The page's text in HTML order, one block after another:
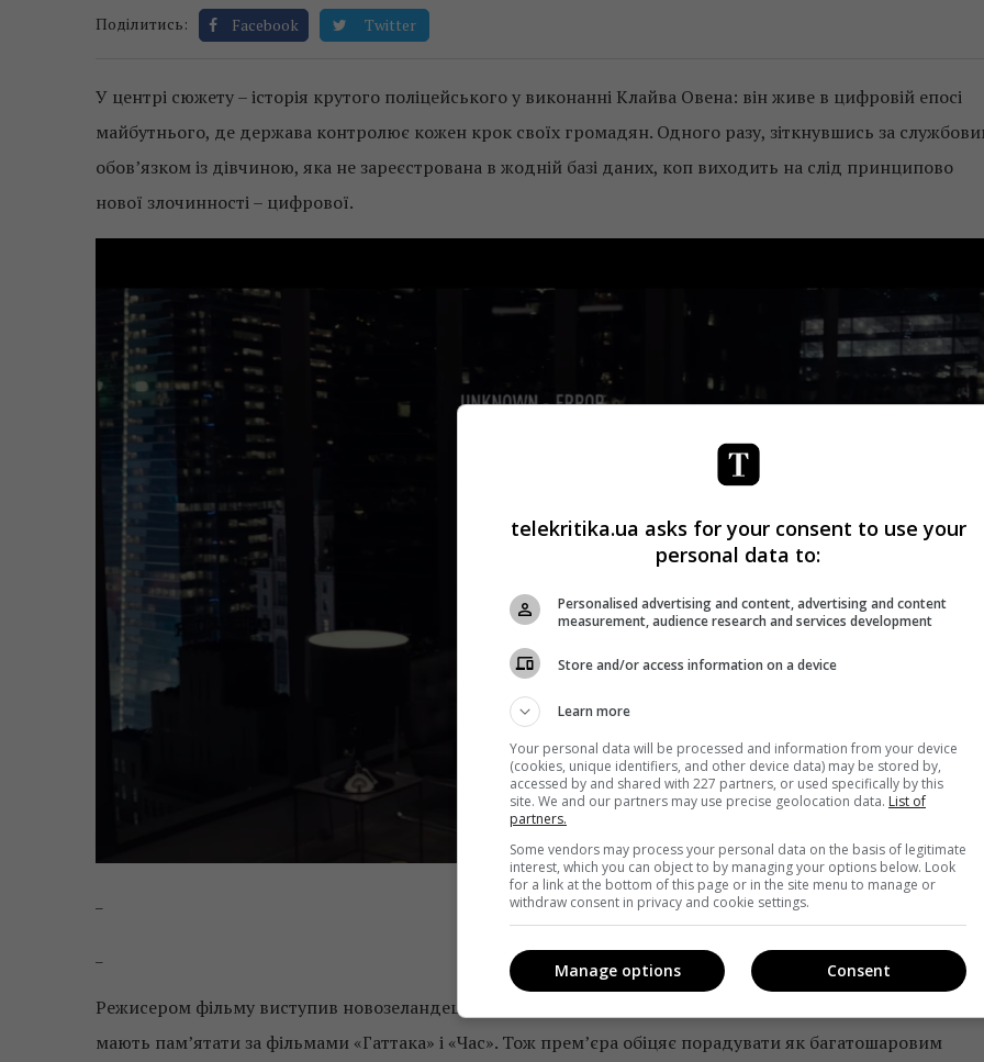
Поділитись: Facebook Twitter
У центрі сюжету – історія крутого поліцейського у виконанні Клайва Овена: він живе в цифровій епосі
майбутнього, де держава контролює кожен крок своїх громадян. Одного разу, зіткнувшись за
обов’язком із дівчиною, яка не зареєстрована в жодній базі даних, коп виходить на слід принципово
нової злочинності – цифрової.
Режисером фільму виступив новозеландець Ендрю Ніккол, якого любителі небанальної фантастики
мають пам’ятати за фільмами «Гаттака» і «Час». Тож прем’єра обіцяє порадувати як багатошаровим
telekritika.ua asks for your consent to use your
personal data to:
Personalised advertising and content, advertising and content
measurement, audience research and services development
Store and/or access information on a device
Learn more
Your personal data will be processed and information from your device
(cookies, unique identifiers, and other device data) may be stored by,
accessed by and shared with 227 partners, or used specifically by this
site. We and our partners may use precise geolocation data. List of
partners.
Some vendors may process your personal data on the basis of legitimate
interest, which you can object to by managing your options below. Look
for a link at the bottom of this page or in the site menu to manage or
withdraw consent in privacy and cookie settings.
Consent
Manage options